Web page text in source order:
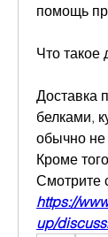
помощь
Что такое
Доставка
белками,
обычно не
Кроме
https://
up/